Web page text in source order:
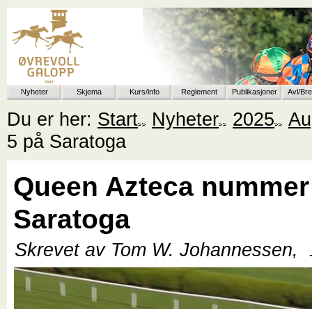
Nyheter Skjema Kurs/info Reglement Publikasjoner Avl/
Du er her: Start Nyheter 2025
5 på Saratoga
Queen Azteca
Saratoga
Skrevet av Tom W. Johannessen,